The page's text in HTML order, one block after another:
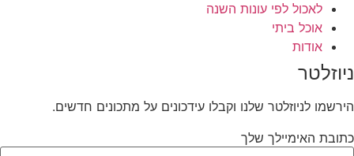
לאכול לפי עונות השנה
אוכל ביתי
אודות
ניוזלטר
הירשמו לניוזלטר שלנו וקבלו עידכונים על מתכונים חדשים.
כתובת האימיילך שלך